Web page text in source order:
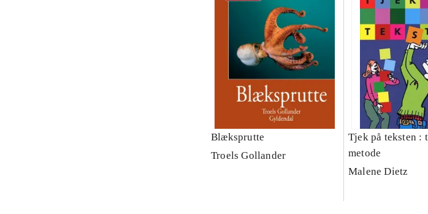
Blæksprutte
Troels Gollander
Tjek på teksten :
metode
Malene Dietz